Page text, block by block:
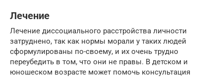
Лечение
Лечение диссоциального расстройства личности
затруднено, так как нормы морали у таких людей
сформулированы по-своему, и их очень трудно
переубедить в том, что они не правы. В детском и
юношеском возрасте может помочь консультация